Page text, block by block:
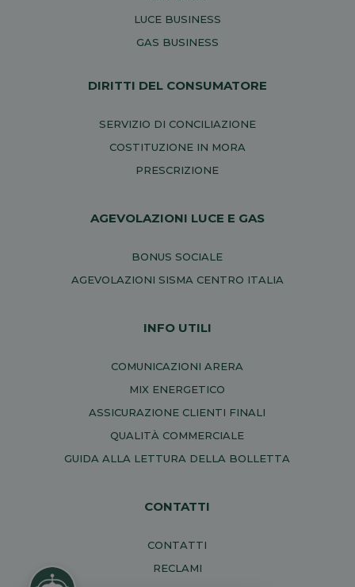
LUCE BUSINESS
GAS BUSINESS
DIRITTI DEL CONSUMATORE
SERVIZIO DI CONCILIAZIONE
COSTITUZIONE IN MORA
PRESCRIZIONE
AGEVOLAZIONI LUCE E GAS
BONUS SOCIALE
AGEVOLAZIONI SISMA CENTRO ITALIA
INFO UTILI
COMUNICAZIONI ARERA
MIX ENERGETICO
ASSICURAZIONE CLIENTI FINALI
QUALITÀ COMMERCIALE
GUIDA ALLA LETTURA DELLA BOLLETTA
CONTATTI
CONTATTI
RECLAMI